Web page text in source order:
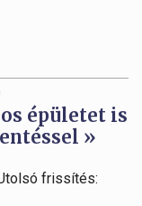
épületet is
»
frissítés: